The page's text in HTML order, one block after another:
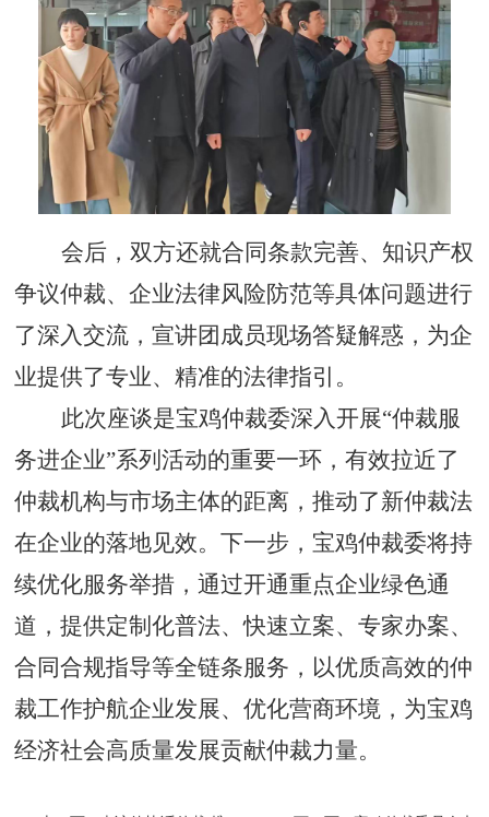
会后，双方还就合同条款完善、知识产权
争议仲裁、企业法律风险防范等具体问题进行
了深入交流，宣讲团成员现场答疑解惑，为企
业提供了专业、精准的法律指引。
此次座谈是宝鸡仲裁委深入开展“仲裁服
务进企业”系列活动的重要一环，有效拉近了
仲裁机构与市场主体的距离，推动了新仲裁法
在企业的落地见效。下一步，宝鸡仲裁委将持
续优化服务举措，通过开通重点企业绿色通
道，提供定制化普法、快速立案、专家办案、
合同合规指导等全链条服务，以优质高效的仲
裁工作护航企业发展、优化营商环境，为宝鸡
经济社会高质量发展贡献仲裁力量。